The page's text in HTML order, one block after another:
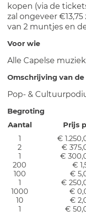
kopen (via de
zal ongeveer
van 2 muntjes en
Voor wie
Alle Capelse
Omschrijving van de
Pop- &
Begroting
Aantal
Prijs
1
€
2
€
1
€
200
€
100
€
1
€
1000
€
10
€
1
€